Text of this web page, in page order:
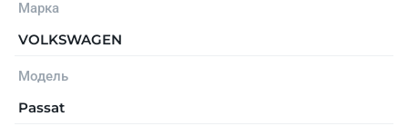
Марка
VOLKSWAGEN
Модель
Passat